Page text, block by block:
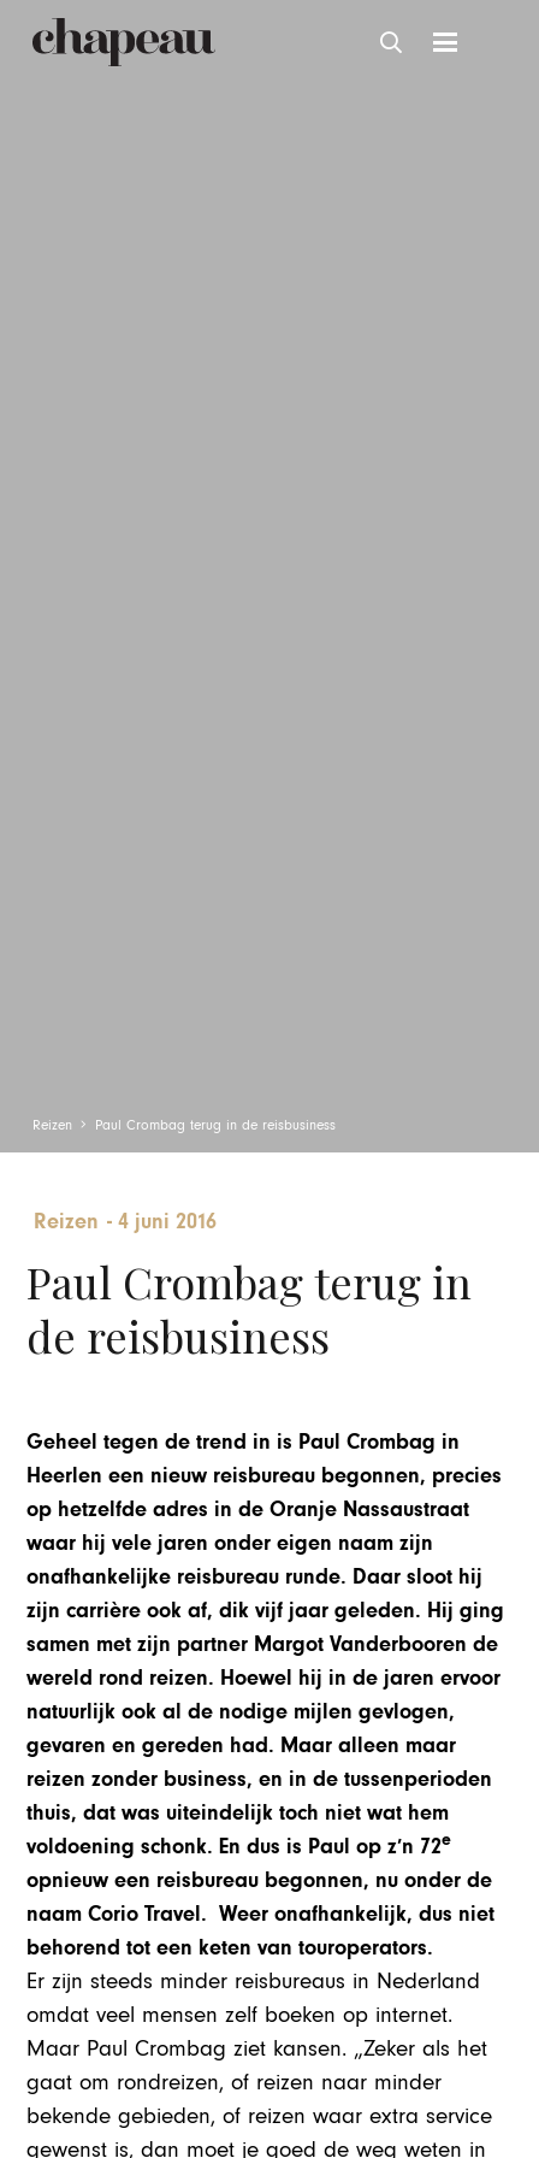
Reizen Paul Crombag terug in de reisbusiness
Reizen -4 juni 2016
Paul Crombag terug in
de reisbusiness
Geheel tegen de trend in is Paul Crombag in
Heerlen een nieuw reisbureau begonnen, precies
op hetzelfde adres in de Oranje Nassaustraat
waar hij vele jaren onder eigen naam zijn
onafhankelijke reisbureau runde. Daar sloot hij
zijn carrière ook af, dik vijf jaar geleden. Hij ging
samen met zijn partner Margot Vanderbooren de
wereld rond reizen. Hoewel hij in de jaren ervoor
natuurlijk ook al de nodige mijlen gevlogen,
gevaren en gereden had. Maar alleen maar
reizen zonder business, en in de tussenperioden
thuis, dat was uiteindelijk toch niet wat hem
voldoening schonk. En dus is Paul op z’n 72e
opnieuw een reisbureau begonnen, nu onder de
naam Corio Travel. Weer onafhankelijk, dus niet
behorend tot een keten van touroperators.
Er zijn steeds minder reisbureaus in Nederland
omdat veel mensen zelf boeken op internet.
Maar Paul Crombag ziet kansen. „Zeker als het
gaat om rondreizen, of reizen naar minder
bekende gebieden, of reizen waar extra service
gewenst is, dan moet je goed de weg weten in